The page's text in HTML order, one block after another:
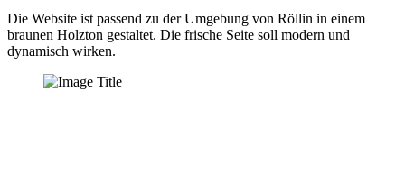
Die Website ist passend zu der Umgebung von Röllin in einem
braunen Holzton gestaltet. Die frische Seite soll modern und
dynamisch wirken.